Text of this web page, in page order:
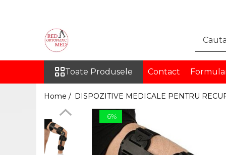
Toate Produsele
DISPOZITIVE MEDICALE
COLOANA VERTEBRALA
TORACE SI ABDOMEN
MEMBRU SUPERIOR
MEMBRU INFERIOR
INGHINAL
Toate Produsele Contact
Home / DISPOZITIVE MEDICALE PENTRU
-6%